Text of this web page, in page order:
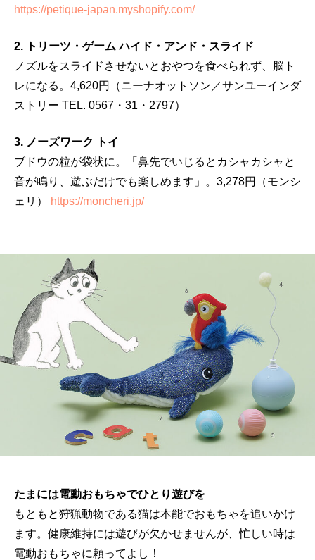
https://petique-japan.myshopify.com/
2. トリーツ・ゲーム ハイド・アンド・スライド
ノズルをスライドさせないとおやつを食べられず、脳ト
レになる。4,620円（ニーナオットソン／サンユーインダ
ストリー TEL. 0567・31・2797）
3. ノーズワーク トイ
ブドウの粒が袋状に。「鼻先でいじるとカシャカシャと
音が鳴り、遊ぶだけでも楽しめます」。3,278円（モンシ
ェリ）
https://moncheri.jp/
たまには電動おもちゃでひとり遊びを
もともと狩猟動物である猫は本能でおもちゃを追いかけ
ます。健康維持には遊びが欠かせませんが、忙しい時は
電動おもちゃに頼ってよし！